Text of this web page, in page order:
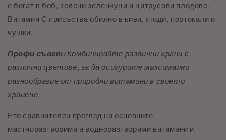
е богат в боб, зелени зеленчуци и цитрусови плодове.
Витамин С присъства обилно в киви, ягоди, портокали и
чушки.
Профи съвет:Комбинирайте различни храни с
различни цветове, за да осигурите максимално
разнообразие от природни витамини в своето
хранене.
Ето сравнителен преглед на основните
мастноразтворими и водноразтворими витамини и